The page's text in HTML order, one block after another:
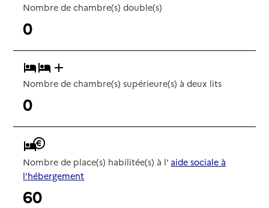
Nombre de chambre(s) double(s)
0
Nombre de chambre(s) supérieure(s) à deux lits
0
Nombre de place(s) habilitée(s) à l' aide sociale à
l'hébergement
60